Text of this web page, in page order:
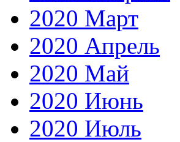
2020 Март
2020 Апрель
2020 Май
2020 Июнь
2020 Июль